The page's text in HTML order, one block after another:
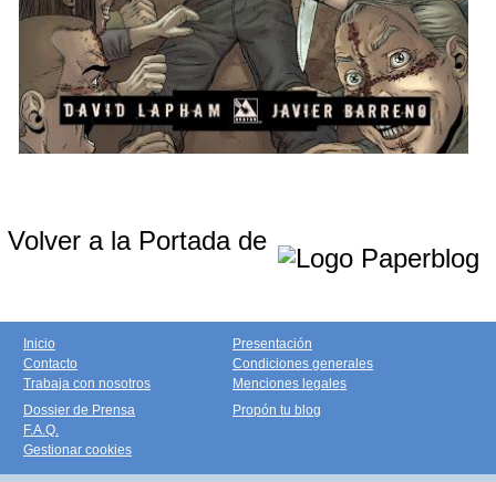
Volver a la Portada de
Inicio
Contacto
Trabaja con nosotros
Presentación
Condiciones generales
Menciones legales
Dossier de Prensa
F.A.Q.
Gestionar cookies
Propón tu blog